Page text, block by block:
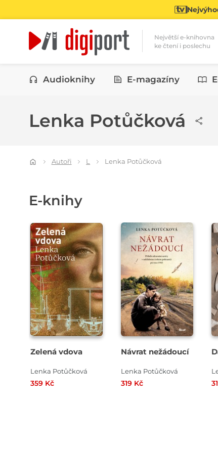
Největší e-knihovna
ke čtení i poslechu
Kategorie
Audioknihy E-magazíny
Lenka Potůčková
Autoři L Lenka Potůčková
E-knihy
Zelená vdova
Lenka Potůčková
359 Kč
Návrat nežádoucí
Lenka Potůčková
319 Kč